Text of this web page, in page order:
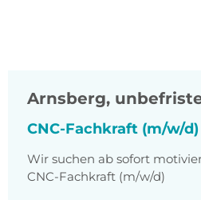
Arnsberg,
CNC-Fachkraft (m/w/d)
Wir suchen ab sofort
CNC-Fachkraft (m/w/d)